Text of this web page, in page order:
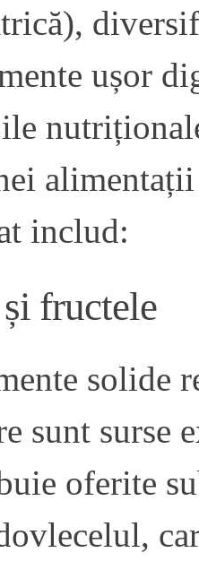
ușor
includ:
fructele
solide
sunt surse
oferite